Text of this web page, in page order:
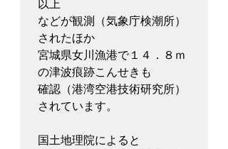
以上
などが観測（気象庁検潮所）
されたほか
宮城県女川漁港で１４．８ｍ
の津波痕跡こんせきも
確認（港湾空港技術研究所）
されています。
国土地理院によると